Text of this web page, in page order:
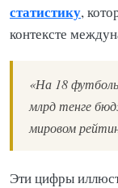
статистику,
контексте
«На 18
млрд тенге
мировом
Эти цифры